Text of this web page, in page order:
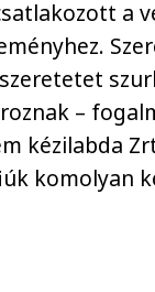
a
–
kézilabda
komolyan